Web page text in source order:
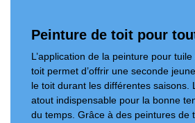
Peinture de toit pour
L’application de la peinture pour
toit permet d’offrir une seconde
le toit durant les différentes saisons.
atout indispensable pour la bonne
du temps. Grâce à des peintures de